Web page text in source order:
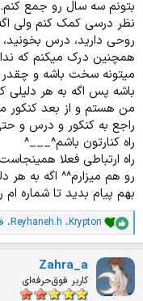
بتونم سه سال رو جمع کنم.
نظر درسی کمک کنم ولی
روحی دارید، درس
همچنین درک میکنم که
میتونه سخت باشه و چقدر
باشه پس اگه به هر دلیلی
من هستم و از بعد کنکور
راجع به کنکور و درس و
راه کنارتون باشم^___^
راه ارتباطی فعلا
رو هم میزارم^^ اگه به هر
بهم پیام بدید تا شماره
ا
م
ت
ا
ز
Krypton، Reyhaneh.h،
Zahra_a
کاربر فوق‌حرفه‌ای